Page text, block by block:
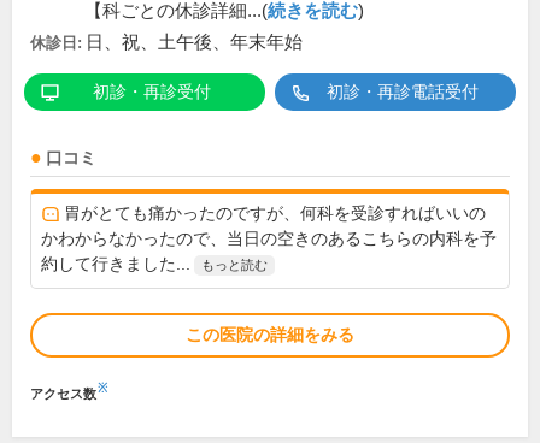
【科ごとの休診詳細...(続きを読む)
休診日: 日、祝、土午後、年末年始
初診・再診受付 初診・再診電話受付
口コミ
胃がとても痛かったのですが、何科を受診すればいいの
かわからなかったので、当日の空きのあるこちらの内科を予
約して行きました...
もっと読む
この医院の詳細をみる
アクセス数※